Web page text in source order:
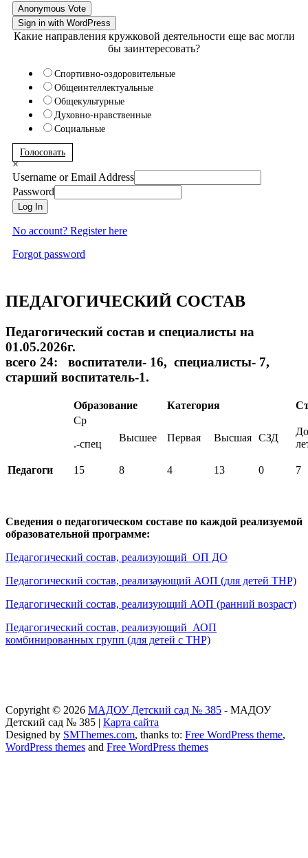
Anonymous Vote
Sign in with WordPress
Какие направления кружковой деятельности еще вас могли
бы заинтересовать?
Спортивно-оздоровительные
Общеинтеллектуальные
Общекультурные
Духовно-нравственные
Социальные
Голосовать
×
Username or Email Address
Password
Log In
No account? Register here
Forgot password
ПЕДАГОГИЧЕСКИЙ СОСТАВ
Педагогический состав и специалисты на
01.05.2026г.
всего 24: воспитатели- 16, специалисты- 7,
старший воспитатель-1.
Образование Категория
Ср
.-спец
Высшее Первая Высшая СЗД
Педагоги 15 8 4 13 0 7
Сведения о педагогическом составе по каждой реализуемой
образовательной программе:
Педагогический состав, реализующий ОП ДО
Педагогический состав, реализаующий АОП (для детей ТНР)
Педагогический состав, реализующий АОП (ранний возраст)
Педагогический состав, реализующий АОП
комбинированных групп (для детей с ТНР)
Copyright © 2026 МАДОУ Детский сад № 385 - МАДОУ
Детский сад № 385 | Карта сайта
Designed by SMThemes.com, thanks to: Free WordPress theme,
WordPress themes and Free WordPress themes